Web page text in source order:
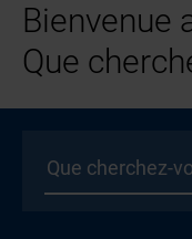
Bienvenue
Que